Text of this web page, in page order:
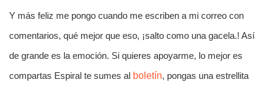
Y más feliz me pongo cuando me escriben a mi correo con
comentarios, qué mejor que eso, ¡salto como una gacela.! Así
de grande es la emoción. Si quieres apoyarme, lo mejor es
compartas Espiral te sumes al boletín, pongas una estrellita